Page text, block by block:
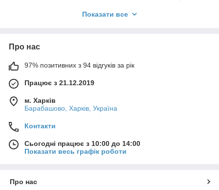
Что такое технология Omni-Tech?
при этом поры мембраны позволяют испарениям легко
Tech - это комфорт и сухость в любую погоду!
Показати все
Про нас
97% позитивних з 94 відгуків за рік
Працює з 21.12.2019
м. Харків
Барабашово, Харків, Україна
Контакти
Сьогодні працює з 10:00 до 14:00
Показати весь графік роботи
Про нас